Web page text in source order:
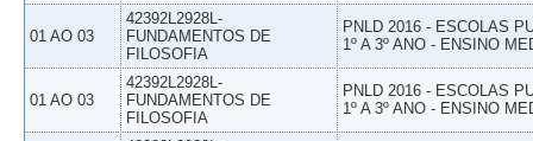
01 AO 03
42392L2928L-
FUNDAMENTOS DE
FILOSOFIA
PNLD 2016 - ESCOLAS
1º A 3º ANO - ENSINO
01 AO 03
42392L2928L-
FUNDAMENTOS DE
FILOSOFIA
PNLD 2016 - ESCOLAS
1º A 3º ANO - ENSINO